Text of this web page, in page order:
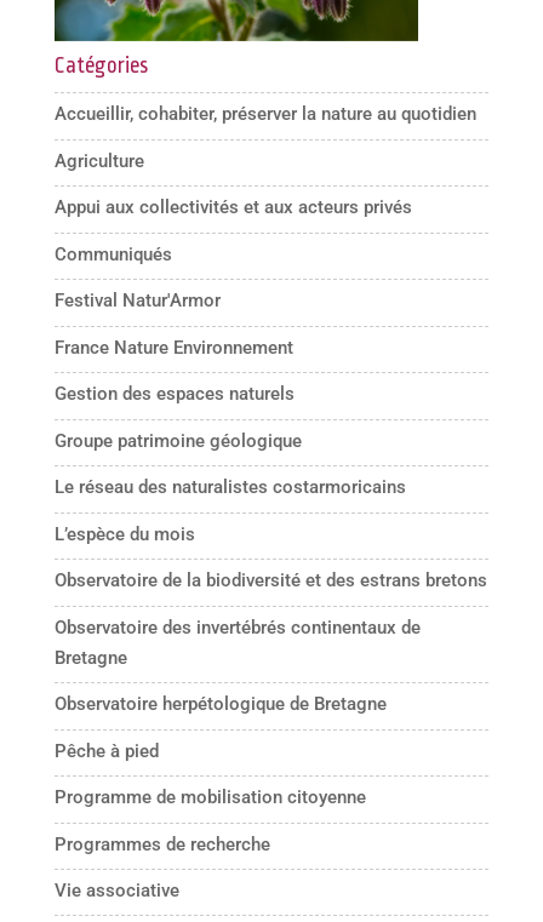
Catégories
Accueillir, cohabiter, préserver la nature au quotidien
Agriculture
Appui aux collectivités et aux acteurs privés
Communiqués
Festival Natur'Armor
France Nature Environnement
Gestion des espaces naturels
Groupe patrimoine géologique
Le réseau des naturalistes costarmoricains
L’espèce du mois
Observatoire de la biodiversité et des estrans bretons
Observatoire des invertébrés continentaux de
Bretagne
Observatoire herpétologique de Bretagne
Pêche à pied
Programme de mobilisation citoyenne
Programmes de recherche
Vie associative